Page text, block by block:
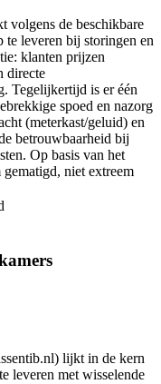
volgens de beschikbare
te leveren bij storingen en
klanten prijzen
directe
Tegelijkertijd is er één
spoed en nazorg
(meterkast/geluid) en
betrouwbaarheid bij
Op basis van het
niet extreem
lijkt in de kern
leveren met wisselende